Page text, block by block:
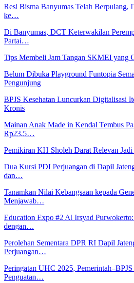
Resi Bisma Banyumas Telah Berpulang,
ke…
Di Banyumas, DCT Keterwakilan
Partai…
Tips Membeli Jam Tangan SKMEI yang
Belum Dibuka Playground Funtopia
Pengunjung
BPJS Kesehatan Luncurkan Digitalisasi
Kronis
Mainan Anak Made in Kendal Tembus
Rp23,5…
Pemikiran KH Sholeh Darat Relevan
Dua Kursi PDI Perjuangan di Dapil
dan…
Tanamkan Nilai Kebangsaan kepada
Menjawab…
Education Expo #2 Al Irsyad
dengan…
Perolehan Sementara DPR RI Dapil
Perjuangan…
Peringatan UHC 2025,
Penguatan…